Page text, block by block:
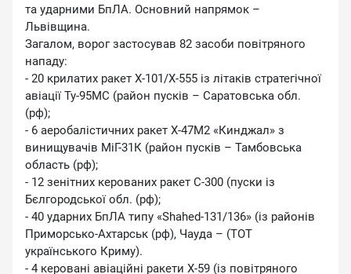
та ударними БпЛА. Основний напрямок –
Львівщина.
Загалом, ворог застосував 82 засоби повітряного
нападу:
- 20 крилатих ракет Х-101/Х-555 із літаків стратегічної
авіації Ту-95МС (район пусків – Саратовська обл.
(рф);
- 6 аеробалістичних ракет Х-47М2 «Кинджал» з
винищувачів МіГ-31К (район пусків – Тамбовська
область (рф);
- 12 зенітних керованих ракет С-300 (пуски із
Бєлгородської обл. (рф);
- 40 ударних БпЛА типу «Shahed-131/136» (із районів
Приморсько-Ахтарськ (рф), Чауда – (ТОТ
українського Криму).
- 4 керовані авіаційні ракети Х-59 (із повітряного